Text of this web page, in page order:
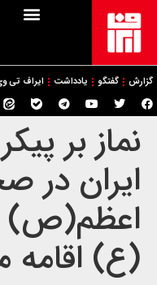
گزارش گفتگو یادداشت ایراف تی
نماز بر
ایران در
اعظم(ص)
(ع)